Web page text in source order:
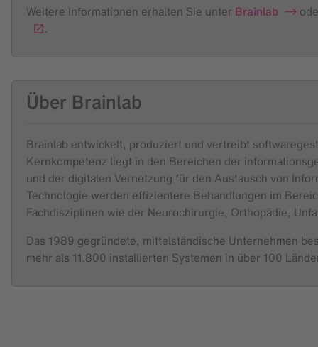
Weitere Informationen erhalten Sie unter Brainlab
.
Über Brainlab
Brainlab entwickelt, produziert und vertreibt
Kernkompetenz liegt in den Bereichen der
und der digitalen Vernetzung für den Austausch von
Technologie werden effizientere Behandlungen im
Fachdisziplinen wie der Neurochirurgie, Orthopädie,
Das 1989 gegründete, mittelständische Unternehmen
mehr als 11.800 installierten Systemen in über 100